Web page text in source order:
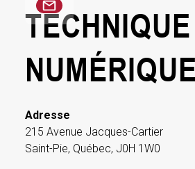
Adresse
215 Avenue Jacques-Cartier
Saint-Pie, Québec, J0H 1W0